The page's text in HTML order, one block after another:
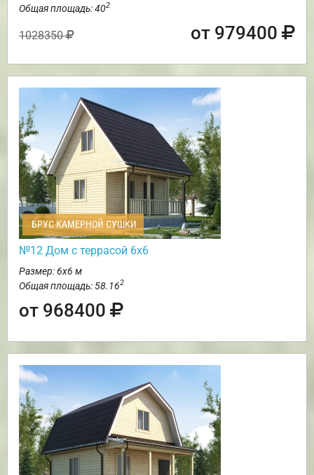
Общая площадь: 402
1028350 от 979400
БРУС КАМЕРНОЙ СУШКИ
№12 Дом с террасой 6х6
Размер: 6х6 м
Общая площадь: 58.162
от 968400